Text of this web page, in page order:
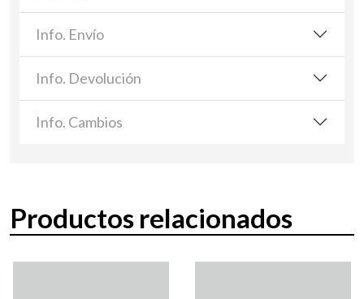
Info. Envío
Info. Devolución
Info. Cambios
Productos relacionados